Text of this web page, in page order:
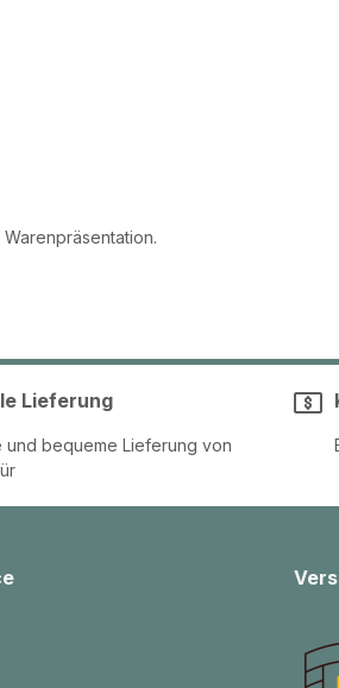
Lieferung
und bequeme Lieferung von